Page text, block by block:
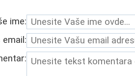
ime:
email: